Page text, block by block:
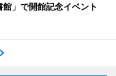
館」で開館記念イベント